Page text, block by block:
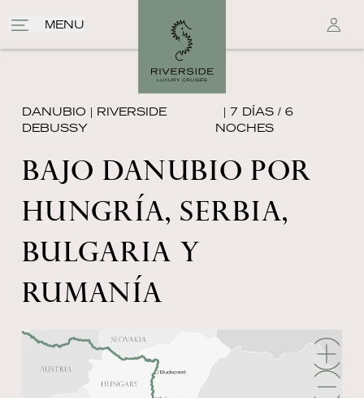
MENU
DANUBIO | RIVERSIDE
DEBUSSY
| 7 DÍAS / 6
NOCHES
BAJO DANUBIO POR
HUNGRÍA, SERBIA,
BULGARIA Y
RUMANÍA